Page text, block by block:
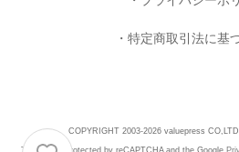
特定商取引法に基
COPYRIGHT 2003-2026 valuepress